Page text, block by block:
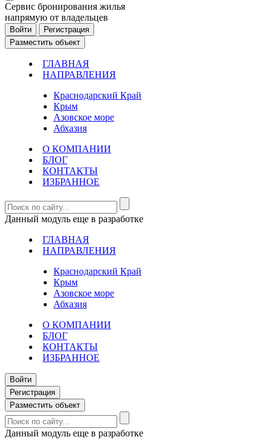
Cервис бронирования жилья
напрямую от владельцев
Войти
Регистрация
Разместить объект
ГЛАВНАЯ
НАПРАВЛЕНИЯ
Краснодарский Край
Крым
Азовское море
Абхазия
О КОМПАНИИ
БЛОГ
КОНТАКТЫ
ИЗБРАННОЕ
Данный модуль еще в разработке
ГЛАВНАЯ
НАПРАВЛЕНИЯ
Краснодарский Край
Крым
Азовское море
Абхазия
О КОМПАНИИ
БЛОГ
КОНТАКТЫ
ИЗБРАННОЕ
Войти
Регистрация
Разместить объект
Данный модуль еще в разработке